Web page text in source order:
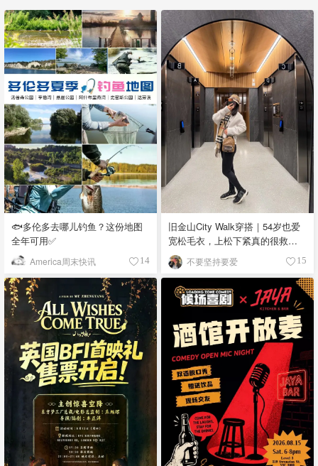
🐟多伦多去哪儿钓鱼？这份地图
全年可用✅
America周末快讯 14
旧金山City Walk穿搭｜54岁也爱
宽松毛衣，上松下紧真的很救比
例
不要坚持要爱 15